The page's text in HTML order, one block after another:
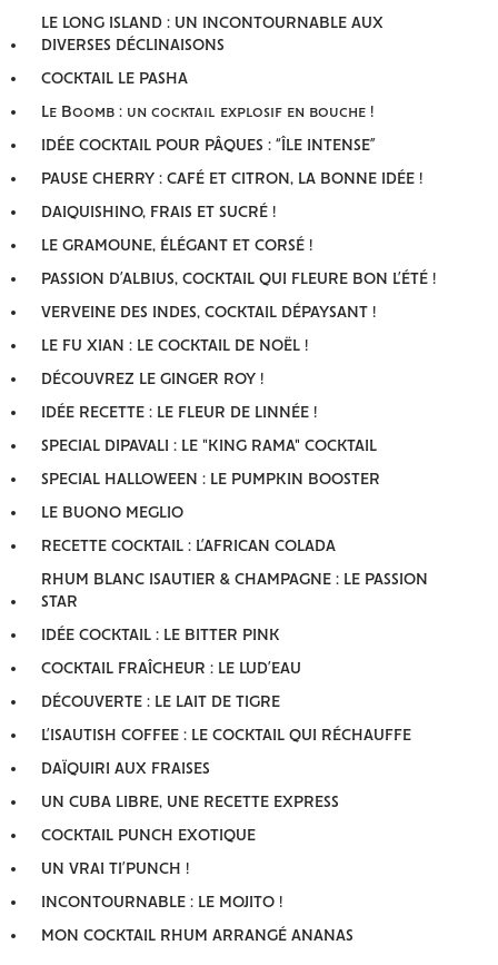
LE LONG ISLAND : UN INCONTOURNABLE AUX
DIVERSES DÉCLINAISONS
COCKTAIL LE PASHA
Le Boomb : un cocktail explosif en bouche !
IDÉE COCKTAIL POUR PÂQUES : “ÎLE INTENSE”
PAUSE CHERRY : CAFÉ ET CITRON, LA BONNE IDÉE !
DAIQUISHINO, FRAIS ET SUCRÉ !
LE GRAMOUNE, ÉLÉGANT ET CORSÉ !
PASSION D’ALBIUS, COCKTAIL QUI FLEURE BON L’ÉTÉ !
VERVEINE DES INDES, COCKTAIL DÉPAYSANT !
LE FU XIAN : LE COCKTAIL DE NOËL !
DÉCOUVREZ LE GINGER ROY !
IDÉE RECETTE : LE FLEUR DE LINNÉE !
SPECIAL DIPAVALI : LE "KING RAMA" COCKTAIL
SPECIAL HALLOWEEN : LE PUMPKIN BOOSTER
LE BUONO MEGLIO
RECETTE COCKTAIL : L’AFRICAN COLADA
RHUM BLANC ISAUTIER & CHAMPAGNE : LE PASSION
STAR
IDÉE COCKTAIL : LE BITTER PINK
COCKTAIL FRAÎCHEUR : LE LUD’EAU
DÉCOUVERTE : LE LAIT DE TIGRE
L’ISAUTISH COFFEE : LE COCKTAIL QUI RÉCHAUFFE
DAÏQUIRI AUX FRAISES
UN CUBA LIBRE, UNE RECETTE EXPRESS
COCKTAIL PUNCH EXOTIQUE
UN VRAI TI’PUNCH !
INCONTOURNABLE : LE MOJITO !
MON COCKTAIL RHUM ARRANGÉ ANANAS